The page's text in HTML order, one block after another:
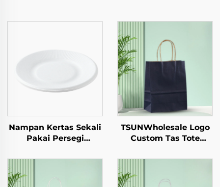
Nampan Kertas Sekali
Pakai Persegi
Salad, Camilan, Sushi,
Permen, Cokelat,
TSUNWholesale Logo
Custom Tas Tote
Pengambilan
Baru/Christmas